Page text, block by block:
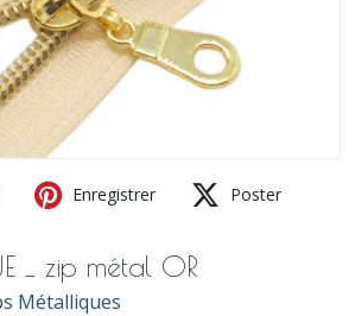
Enregistrer Poster
_ zip métal OR
Métalliques